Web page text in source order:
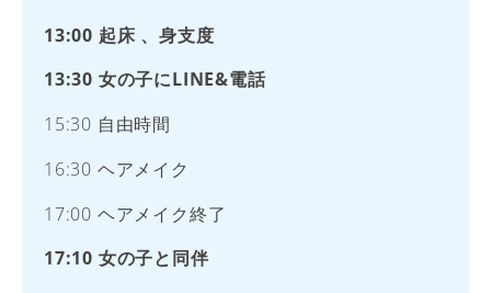
13:00 起床 、身支度
13:30 女の子にLINE&電話
15:30 自由時間
16:30 ヘアメイク
17:00 ヘアメイク終了
17:10 女の子と同伴